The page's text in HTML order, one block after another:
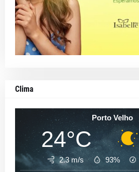
Clima
Porto Velho
24°C
2.3 m/s 93%